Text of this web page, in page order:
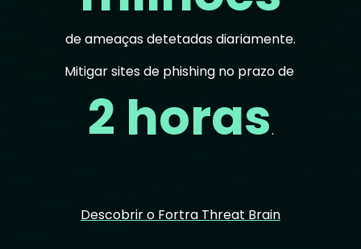
de ameaças detetadas diariamente.
Mitigar sites de phishing no prazo de
2 horas.
Descobrir o Fortra Threat Brain